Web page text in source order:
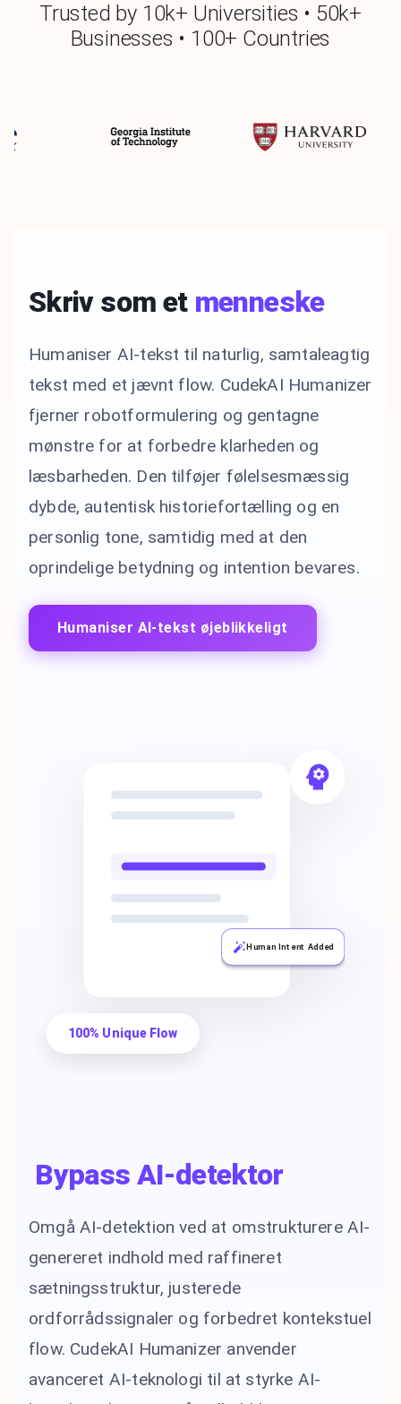
Trusted by 10k+ Universities • 50k+
Businesses • 100+ Countries
Skriv som et menneske
Humaniser AI-tekst til naturlig, samtaleagtig
tekst med et jævnt flow. CudekAI Humanizer
fjerner robotformulering og gentagne
mønstre for at forbedre klarheden og
læsbarheden. Den tilføjer følelsesmæssig
dybde, autentisk historiefortælling og en
personlig tone, samtidig med at den
oprindelige betydning og intention bevares.
Humaniser AI-tekst øjeblikkeligt
Human Intent Added
100% Unique Flow
Bypass AI-detektor
Omgå AI-detektion ved at omstrukturere AI-
genereret indhold med raffineret
sætningsstruktur, justerede
ordforrådssignaler og forbedret kontekstuel
flow. CudekAI Humanizer anvender
avanceret AI-teknologi til at styrke AI-